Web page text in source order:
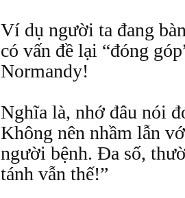
Ví dụ người ta đang
có vấn đề lại “đóng
Normandy!
Nghĩa là, nhớ đâu nói
Không nên nhầm lẫn
người bệnh. Đa số,
tánh vẫn thế!”